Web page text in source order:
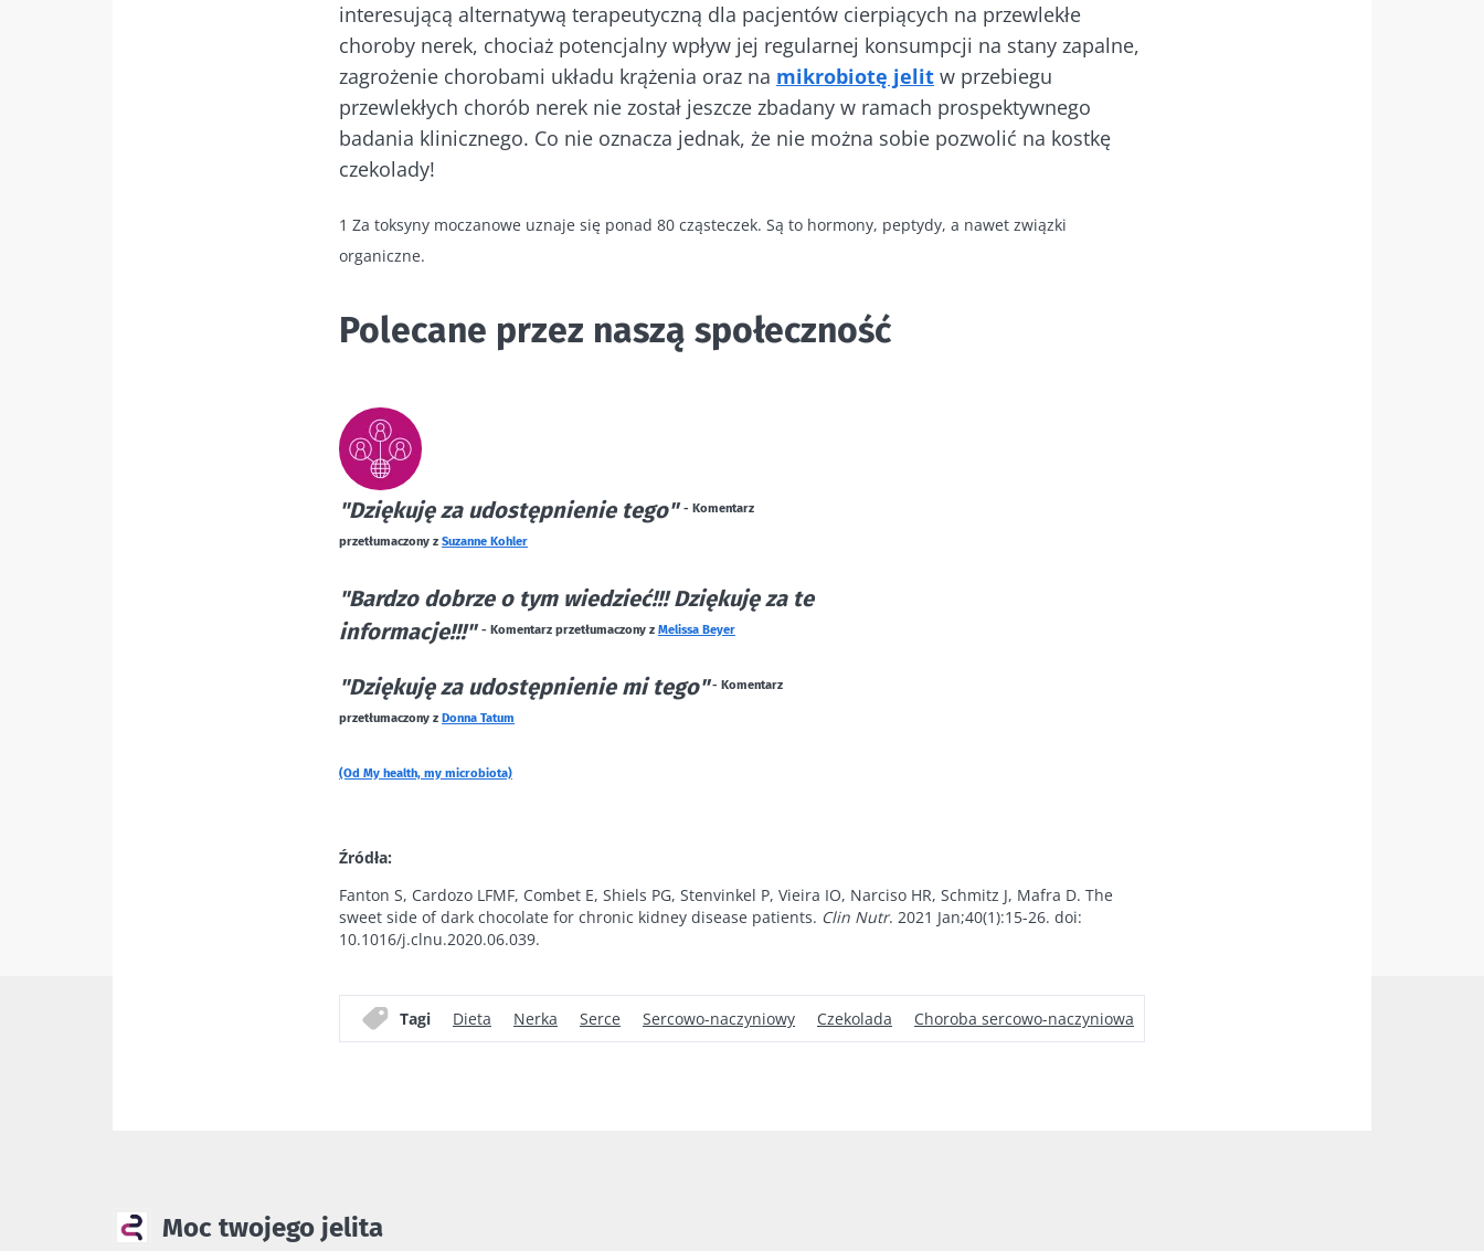
interesującą alternatywą terapeutyczną dla pacjentów cierpiących na przewlekłe
choroby nerek, chociaż potencjalny wpływ jej regularnej konsumpcji na stany zapalne,
zagrożenie chorobami układu krążenia oraz na mikrobiotę jelit w przebiegu
przewlekłych chorób nerek nie został jeszcze zbadany w ramach prospektywnego
badania klinicznego. Co nie oznacza jednak, że nie można sobie pozwolić na kostkę
czekolady!
1 Za toksyny moczanowe uznaje się ponad 80 cząsteczek. Są to hormony, peptydy, a nawet związki
organiczne.
Polecane przez naszą społeczność
"Dziękuję za udostępnienie tego"- Komentarz
przetłumaczony z Suzanne Kohler
"Bardzo dobrze o tym wiedzieć!!! Dziękuję za te
informacje!!!"- Komentarz przetłumaczony z Melissa Beyer
"Dziękuję za udostępnienie mi tego" - Komentarz
przetłumaczony z Donna Tatum
(Od My health, my microbiota)
Old
sources
Źródła:
Fanton S, Cardozo LFMF, Combet E, Shiels PG, Stenvinkel P, Vieira IO, Narciso HR, Schmitz J, Mafra D. The
sweet side of dark chocolate for chronic kidney disease patients. Clin Nutr. 2021 Jan;40(1):15-26. doi:
10.1016/j.clnu.2020.06.039.
Tagi Dieta Nerka Serce Sercowo-naczyniowy Czekolada Choroba sercowo-naczyniowa
Moc twojego jelita
Lekko musujący,
kwaskowaty i
naturalnie bogaty w
żywe mikroorganizmy
kefir zyskuje na
popularności wśród
Jogurt, serek czy skyr –
wszystkie te przysmaki
mają wspólną cechę:
są dobre dla
mikrobioty. Od prawie
23/07/2026
Mikrobiota a płodność
– nowy kierunek
badań